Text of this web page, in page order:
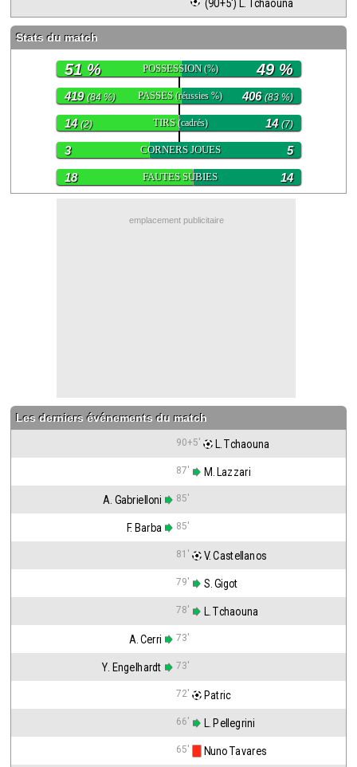
(90+5') L. Tchaouna
Stats du match
POSSESSION(%)
51 % 49 %
PASSES(réussies %)
419(84 %) 406(83 %)
TIRS(cadrés)
14 (2) 14 (7)
CORNERS JOUES
3 5
FAUTES SUBIES
18 14
emplacement publicitaire
Les derniers événements du match
90+5' L. Tchaouna
87' M. Lazzari
A. Gabrielloni 85'
F. Barba 85'
81' V. Castellanos
79' S. Gigot
78' L. Tchaouna
A. Cerri 73'
Y. Engelhardt 73'
72' Patric
66' L. Pellegrini
65' Nuno Tavares
Contact / Signaler un bug
Recrutement Maxifoot
Mentions légales
site web Maxifoot.fr